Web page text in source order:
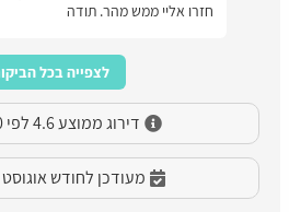
חזרו אליי ממש מהר. תודה
לצפייה בכל
דירוג ממוצע 4.6 לפי 430 דירוגים
מעודכן לחודש אוגוסט